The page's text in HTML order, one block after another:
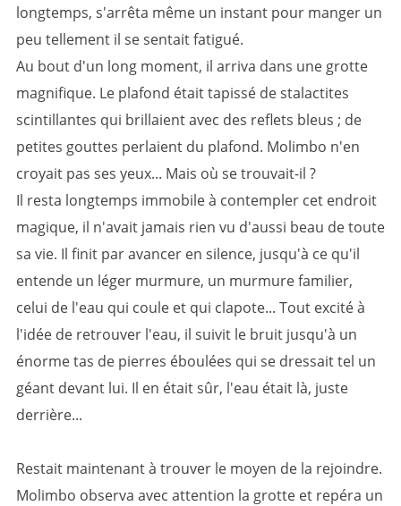
longtemps, s'arrêta même un instant pour manger un
peu tellement il se sentait fatigué.
Au bout d'un long moment, il arriva dans une grotte
magnifique. Le plafond était tapissé de stalactites
scintillantes qui brillaient avec des reflets bleus ; de
petites gouttes perlaient du plafond. Molimbo n'en
croyait pas ses yeux... Mais où se trouvait-il ?
Il resta longtemps immobile à contempler cet endroit
magique, il n'avait jamais rien vu d'aussi beau de toute
sa vie. Il finit par avancer en silence, jusqu'à ce qu'il
entende un léger murmure, un murmure familier,
celui de l'eau qui coule et qui clapote... Tout excité à
l'idée de retrouver l'eau, il suivit le bruit jusqu'à un
énorme tas de pierres éboulées qui se dressait tel un
géant devant lui. Il en était sûr, l'eau était là, juste
derrière...
Restait maintenant à trouver le moyen de la rejoindre.
Molimbo observa avec attention la grotte et repéra un